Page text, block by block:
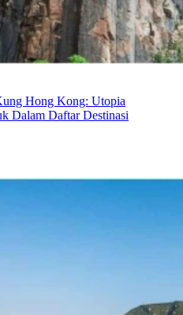
Hong Kong: Utopia
Dalam Daftar Destinasi